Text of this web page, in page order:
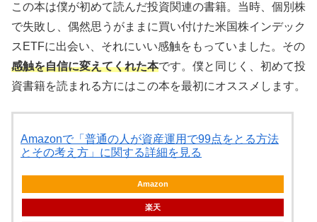
この本は僕が初めて読んだ投資関連の書籍。当時、個別株
で失敗し、偶然思うがままに買い付けた米国株インデック
スETFに出会い、それにいい感触をもっていました。その
感触を自信に変えてくれた本です。僕と同じく、初めて投
資書籍を読まれる方にはこの本を最初にオススメします。
Amazonで「普通の人が資産運用で99点をとる方法
とその考え方」に関する詳細を見る
Amazon
楽天